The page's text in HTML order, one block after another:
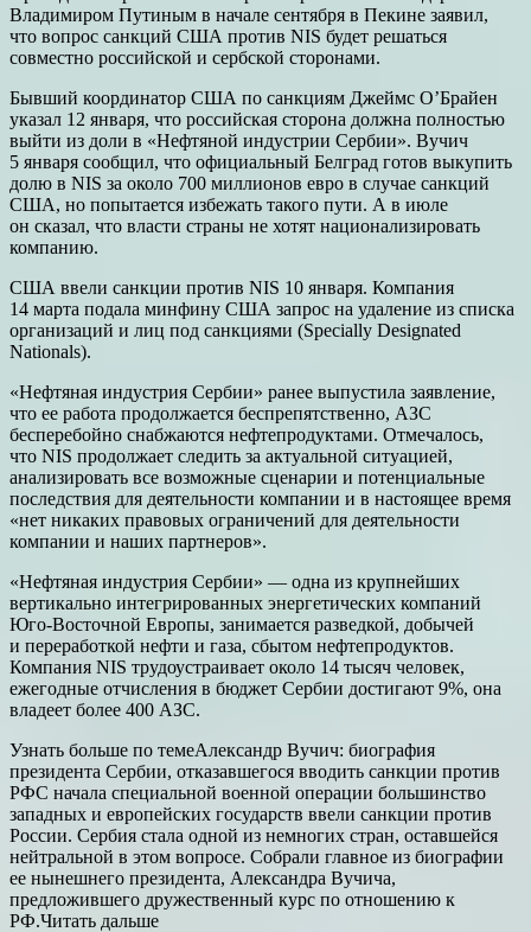
Владимиром Путиным в начале сентября в Пекине заявил,
что вопрос санкций США против NIS будет решаться
совместно российской и сербской сторонами.
Бывший координатор США по санкциям Джеймс О’Брайен
указал 12 января, что российская сторона должна полностью
выйти из доли в «Нефтяной индустрии Сербии». Вучич
5 января сообщил, что официальный Белград готов выкупить
долю в NIS за около 700 миллионов евро в случае санкций
США, но попытается избежать такого пути. А в июле
он сказал, что власти страны не хотят национализировать
компанию.
США ввели санкции против NIS 10 января. Компания
14 марта подала минфину США запрос на удаление из списка
организаций и лиц под санкциями (Specially Designated
Nationals).
«Нефтяная индустрия Сербии» ранее выпустила заявление,
что ее работа продолжается беспрепятственно, АЗС
бесперебойно снабжаются нефтепродуктами. Отмечалось,
что NIS продолжает следить за актуальной ситуацией,
анализировать все возможные сценарии и потенциальные
последствия для деятельности компании и в настоящее время
«нет никаких правовых ограничений для деятельности
компании и наших партнеров».
«Нефтяная индустрия Сербии» — одна из крупнейших
вертикально интегрированных энергетических компаний
Юго-Восточной Европы, занимается разведкой, добычей
и переработкой нефти и газа, сбытом нефтепродуктов.
Компания NIS трудоустраивает около 14 тысяч человек,
ежегодные отчисления в бюджет Сербии достигают 9%, она
владеет более 400 АЗС.
Узнать больше по темеАлександр Вучич: биография
президента Сербии, отказавшегося вводить санкции против
РФС начала специальной военной операции большинство
западных и европейских государств ввели санкции против
России. Сербия стала одной из немногих стран, оставшейся
нейтральной в этом вопросе. Собрали главное из биографии
ее нынешнего президента, Александра Вучича,
предложившего дружественный курс по отношению к
РФ.Читать дальше